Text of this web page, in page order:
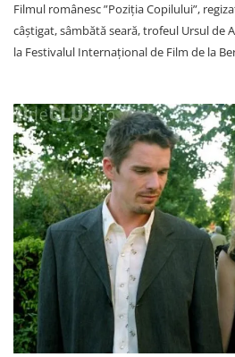
Filmul românesc ”Poziţia Copilului”,
câștigat, sâmbătă seară, trofeul Ursul de
la Festivalul Internaţional de Film de la